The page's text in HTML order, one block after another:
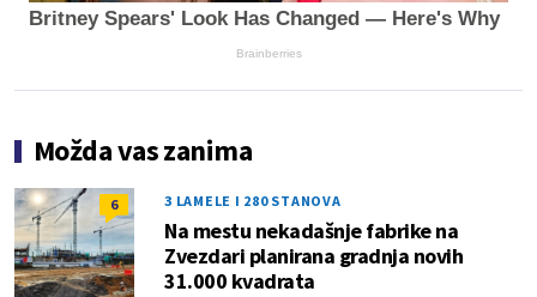
Britney Spears' Look Has Changed — Here's Why
Brainberries
Možda vas zanima
6 3 LAMELE I 280 STANOVA
Na mestu nekadašnje fabrike na
Zvezdari planirana gradnja novih
31.000 kvadrata